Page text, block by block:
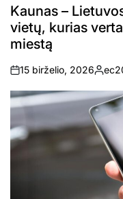
IN
Kaunas –
vietų, kurias
miestą
on
15 birželio, 2026
by